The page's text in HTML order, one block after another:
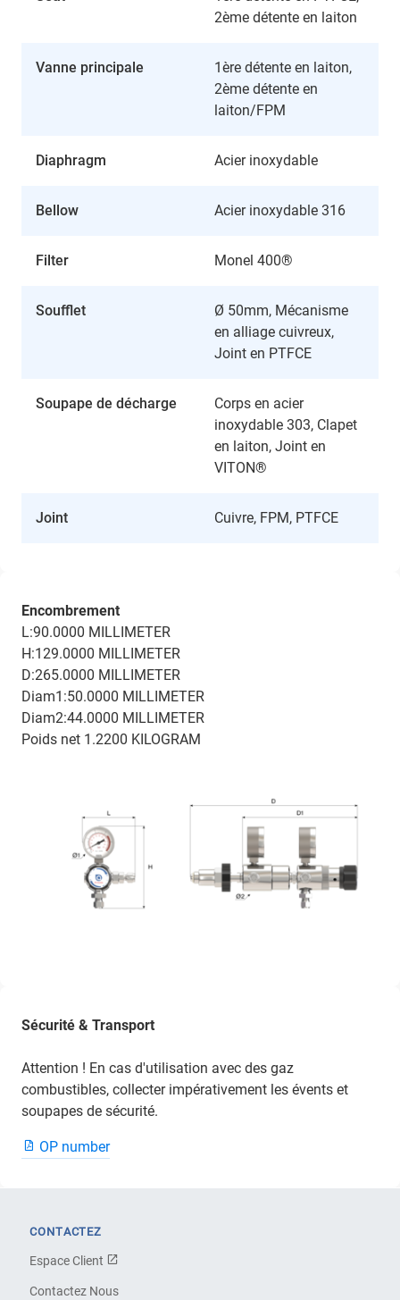
2ème détente en laiton
Vanne principale
1ère détente en laiton,
2ème détente en
laiton/FPM
Diaphragm Acier inoxydable
Bellow Acier inoxydable 316
Filter Monel 400®
Soufflet
Ø 50mm, Mécanisme
en alliage cuivreux,
Joint en PTFCE
Soupape de décharge
Corps en acier
inoxydable 303, Clapet
en laiton, Joint en
VITON®
Joint Cuivre, FPM, PTFCE
Encombrement
L:90.0000 MILLIMETER
H:129.0000 MILLIMETER
D:265.0000 MILLIMETER
Diam1:50.0000 MILLIMETER
Diam2:44.0000 MILLIMETER
Poids net 1.2200 KILOGRAM
Sécurité & Transport
Attention ! En cas d'utilisation avec des gaz
combustibles, collecter impérativement les évents et
soupapes de sécurité.
OP number
CONTACTEZ
Espace Client
Contactez Nous